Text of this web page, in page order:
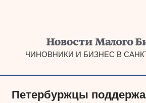
ЧИНОВНИКИ И БИЗНЕС В
Петербуржцы